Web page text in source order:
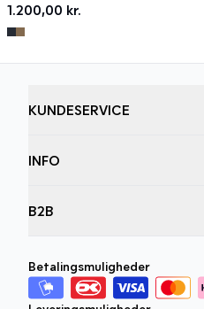
1.200,00 kr.
KUNDESERVICE
INFO
B2B
Betalingsmuligheder